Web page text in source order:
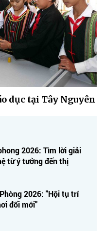
dục tại Tây Nguyên
2026: Tìm lời giải
từ ý tưởng đến thị
2026: "Hội tụ trí
đổi mới"